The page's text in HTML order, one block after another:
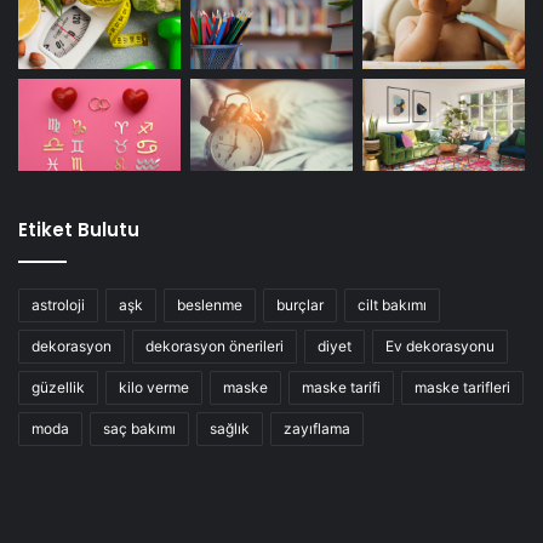
İhtiyacınız olan malzemeler:
Yoğurt – 1 yemek kaşığı
Etiket Bulutu
astroloji aşk beslenme burçlar cilt bakımı
dekorasyon dekorasyon önerileri diyet Ev dekorasyonu
güzellik kilo verme maske maske tarifi maske tarifleri
moda saç bakımı sağlık zayıflama